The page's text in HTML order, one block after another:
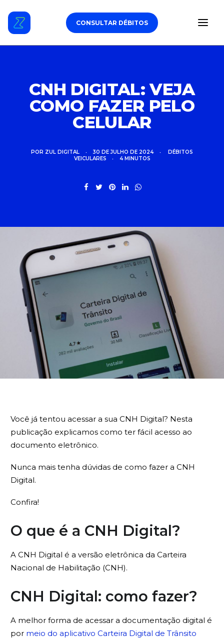
CONSULTAR DÉBITOS
DÉBITOS VEICULARES
TAG DE PEDÁGIO
SEGURO
CNH DIGITAL: VEJA
COMO FAZER PELO
CELULAR
POR ZUL DIGITAL • 30 DE JULHO DE 2024 •
DÉBITOS
VEICULARES
• 4 MINUTOS
Você já tentou acessar a sua CNH Digital? Nesta
publicação explicamos como ter fácil acesso ao
documento eletrônico.
Nunca mais tenha dúvidas de como fazer a CNH
Digital.
Confira!
O que é a CNH Digital?
A CNH Digital é a versão eletrônica da Carteira
Nacional de Habilitação (CNH).
CNH Digital: como fazer?
A melhor forma de acessar a documentação digital é
por meio do aplicativo Carteira Digital de Trânsito